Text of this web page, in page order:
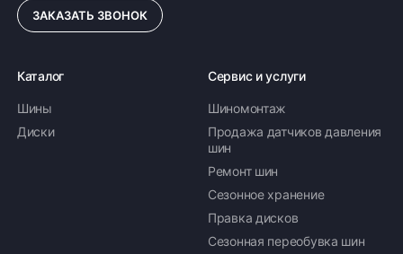
ЗАКАЗАТЬ ЗВОНОК
Каталог
Шины
Диски
Сервис и услуги
Шиномонтаж
Продажа датчиков давления
шин
Ремонт шин
Сезонное хранение
Правка дисков
Сезонная переобувка шин